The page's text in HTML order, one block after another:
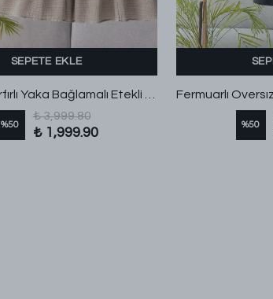
SEPETE EKLE
Oversıze Fırfırlı Yaka Bağlamalı Etekli Takım Vizon
%50
₺ 3,999.80
₺ 1,999.90
%50